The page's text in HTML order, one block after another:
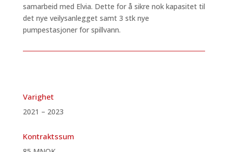
samarbeid med Elvia. Dette for å sikre nok kapasitet til
det nye veilysanlegget samt 3 stk nye
pumpestasjoner for spillvann.
Varighet
2021 – 2023
Kontraktssum